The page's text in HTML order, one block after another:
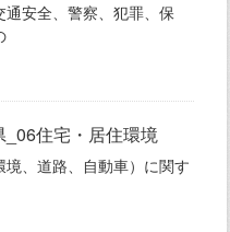
安全、警察、犯罪、保
住宅・居住環境
、道路、自動車）に関す